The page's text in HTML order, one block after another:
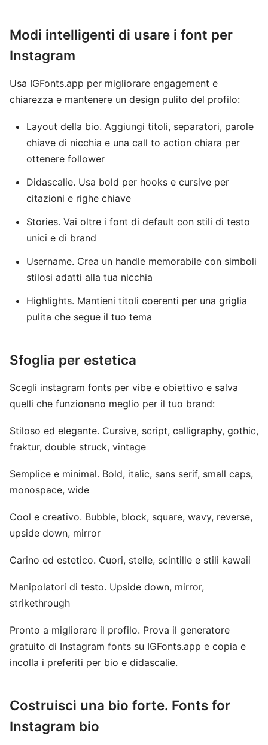
Modi intelligenti di usare i font per
Instagram
Usa IGFonts.app per migliorare engagement e
chiarezza e mantenere un design pulito del profilo:
Layout della bio. Aggiungi titoli, separatori, parole
chiave di nicchia e una call to action chiara per
ottenere follower
Didascalie. Usa bold per hooks e cursive per
citazioni e righe chiave
Stories. Vai oltre i font di default con stili di testo
unici e di brand
Username. Crea un handle memorabile con simboli
stilosi adatti alla tua nicchia
Highlights. Mantieni titoli coerenti per una griglia
pulita che segue il tuo tema
Sfoglia per estetica
Scegli instagram fonts per vibe e obiettivo e salva
quelli che funzionano meglio per il tuo brand:
Stiloso ed elegante. Cursive, script, calligraphy, gothic,
fraktur, double struck, vintage
Semplice e minimal. Bold, italic, sans serif, small caps,
monospace, wide
Cool e creativo. Bubble, block, square, wavy, reverse,
upside down, mirror
Carino ed estetico. Cuori, stelle, scintille e stili kawaii
Manipolatori di testo. Upside down, mirror,
strikethrough
Pronto a migliorare il profilo. Prova il generatore
gratuito di Instagram fonts su IGFonts.app e copia e
incolla i preferiti per bio e didascalie.
Costruisci una bio forte. Fonts for
Instagram bio